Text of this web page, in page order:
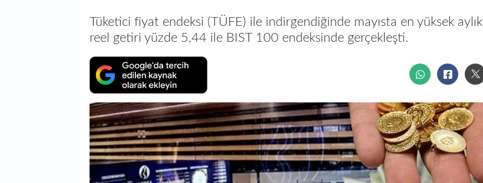
Tüketici fiyat endeksi (TÜFE) ile indirgendiğinde mayısta en yüksek aylık
reel getiri yüzde 5,44 ile BIST 100 endeksinde gerçekleşti.